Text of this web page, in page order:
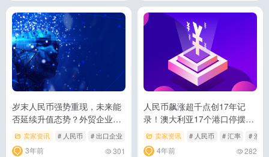
岁末人民币强势重现，未来能
否延续升值态势？外贸企业如
何避险
卖家资讯 # 人民币 # 出口企业 # 汇率
3年前 301
人民币飙涨超千点创17年记
录！澳大利亚17个港口停摆，
哥伦比亚拟加进口税等|本周外
贸大事
卖家资讯 # 人民币 # 汇率 # 澳大
4年前 282